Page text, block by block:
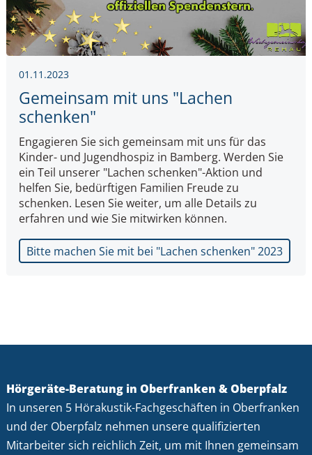
01.11.2023
Gemeinsam mit uns "Lachen
schenken"
Engagieren Sie sich gemeinsam mit uns für das
Kinder- und Jugendhospiz in Bamberg. Werden Sie
ein Teil unserer "Lachen schenken"-Aktion und
helfen Sie, bedürftigen Familien Freude zu
schenken. Lesen Sie weiter, um alle Details zu
erfahren und wie Sie mitwirken können.
Bitte machen Sie mit bei "Lachen schenken" 2023
Hörgeräte-Beratung in Oberfranken & Oberpfalz
In unseren 5 Hörakustik-Fachgeschäften in Oberfranken
und der Oberpfalz nehmen unsere qualifizierten
Mitarbeiter sich reichlich Zeit, um mit Ihnen gemeinsam